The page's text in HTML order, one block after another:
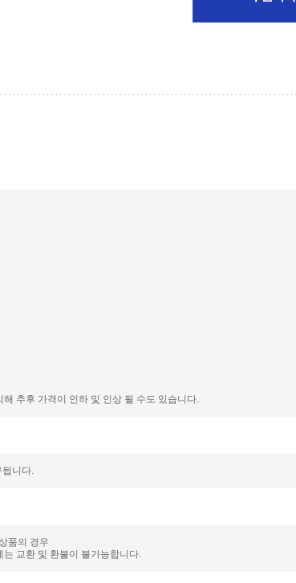
추후 가격이 인하 및 인상 될 수도 있습니다.
됩니다.
품의 경우
교환 및 환불이 불가능합니다.